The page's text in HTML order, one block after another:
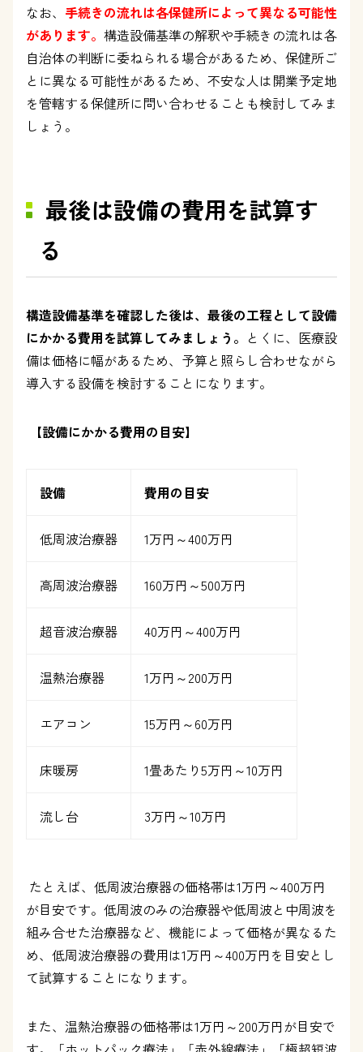
なお、 手続きの流れは各保健所によって異なる可能性
があります。 構造設備基準の解釈や手続きの流れは各
自治体の判断に委ねられる場合があるため、保健所ご
とに異なる可能性があるため、不安な人は開業予定地
を管轄する保健所に問い合わせることも検討してみま
しょう。
最後は設備の費用を試算す
る
構造設備基準を確認した後は、最後の工程として設備
にかかる費用を試算してみましょう。 とくに、医療設
備は価格に幅があるため、予算と照らし合わせながら
導入する設備を検討することになります。
【設備にかかる費用の目安】
設備 費用の目安
低周波治療器 1万円～400万円
高周波治療器 160万円～500万円
超音波治療器 40万円～400万円
温熱治療器 1万円～200万円
エアコン 15万円～60万円
床暖房 1畳あたり5万円～10万円
流し台 3万円～10万円
たとえば、低周波治療器の価格帯は1万円～400万円
が目安です。低周波のみの治療器や低周波と中周波を
組み合せた治療器など、機能によって価格が異なるた
め、低周波治療器の費用は1万円～400万円を目安とし
て試算することになります。
また、温熱治療器の価格帯は1万円～200万円が目安で